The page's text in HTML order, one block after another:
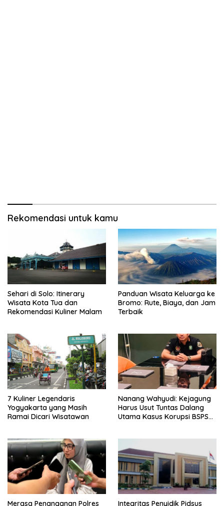
Rekomendasi untuk kamu
Sehari di Solo: Itinerary
Wisata Kota Tua dan
Rekomendasi Kuliner Malam
Panduan Wisata Keluarga ke
Bromo: Rute, Biaya, dan Jam
Terbaik
7 Kuliner Legendaris
Yogyakarta yang Masih
Ramai Dicari Wisatawan
Nanang Wahyudi: Kejagung
Harus Usut Tuntas Dalang
Utama Kasus Korupsi BSPS
Merasa Penanganan Polres Integritas Penyidik Pidsus